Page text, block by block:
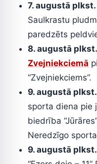
7. augustā
Saulkrastu
paredzēts
8. augustā
Zvejniekciemā
“Zvejniekciems”.
9. augustā
sporta diena pie
biedrība
Neredzīgo
9. augustā